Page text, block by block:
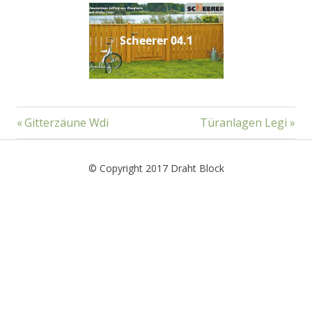
Scheerer 04.1
Beitragsnavigation
Vorheriger
Beitrag:
Gitterzäune Wdi
Nächster
Beitrag:
Türanlagen Legi
© Copyright 2017 Draht Block